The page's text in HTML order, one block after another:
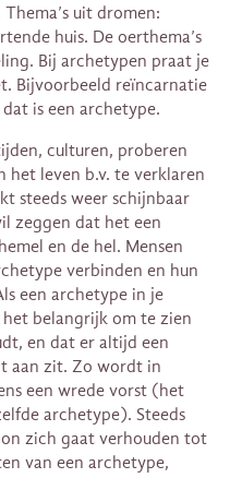
uit dromen:
huis. De oerthema’s
Bij archetypen praat je
Bijvoorbeeld reïncarnatie
is een archetype.
culturen, proberen
het leven b.v. te verklaren
steeds weer schijnbaar
zeggen dat het een
en de hel. Mensen
verbinden en hun
een archetype in je
belangrijk om te zien
en dat er altijd een
aan zit. Zo wordt in
een wrede vorst (het
archetype). Steeds
zich gaat verhouden tot
van een archetype,